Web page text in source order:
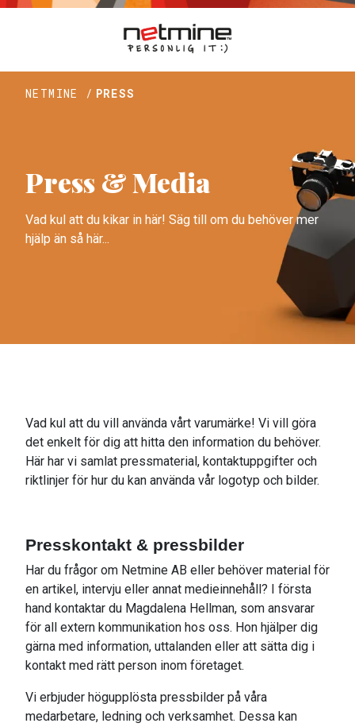
NETMINE / PRESS
Press & Media
Vad kul att du kikar in här! Säg till om du behöver mer
hjälp än så här...
Vad kul att du vill använda vårt varumärke! Vi vill göra
det enkelt för dig att hitta den information du behöver.
Här har vi samlat pressmaterial, kontaktuppgifter och
riktlinjer för hur du kan använda vår logotyp och bilder.
Presskontakt & pressbilder
Har du frågor om Netmine AB eller behöver material för
en artikel, intervju eller annat medieinnehåll? I första
hand kontaktar du Magdalena Hellman, som ansvarar
för all extern kommunikation hos oss. Hon hjälper dig
gärna med information, uttalanden eller att sätta dig i
kontakt med rätt person inom företaget.
Vi erbjuder högupplösta pressbilder på våra
medarbetare, ledning och verksamhet. Dessa kan